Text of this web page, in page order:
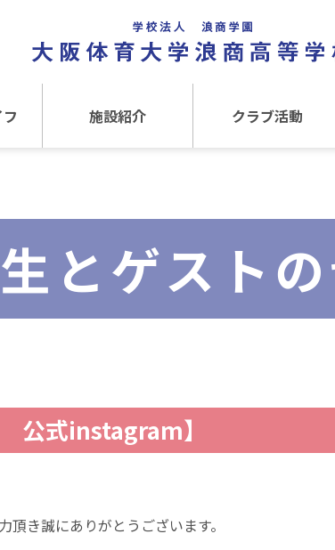
施設紹介 クラブ活動
文化クラブ
とゲスト
公式instagram】
き誠にありがとうございます。